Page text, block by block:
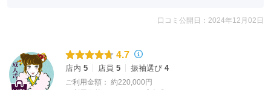
口コミ公開日：2024年12月02日
4.7
店内 5 店員 5 振袖選び 4
ご利用金額： 約220,000円